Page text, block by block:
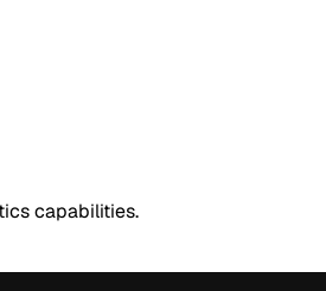
capabilities.